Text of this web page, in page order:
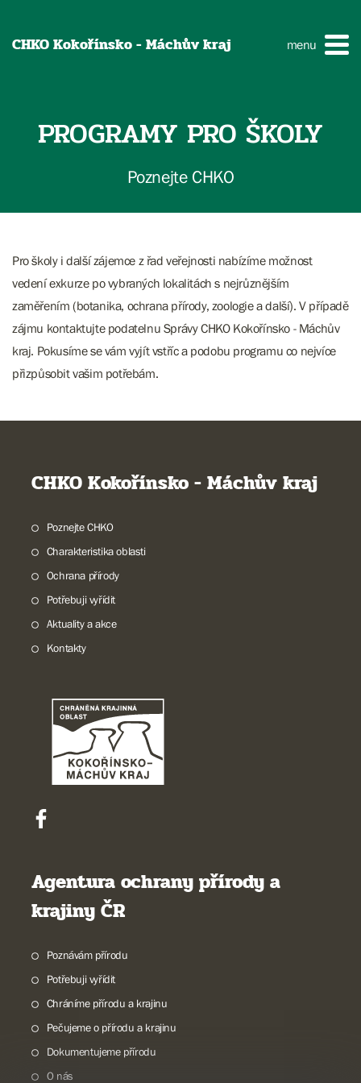
CHKO Kokořínsko - Máchův kraj menu
PROGRAMY PRO ŠKOLY
Poznejte CHKO
Pro školy i další zájemce z řad veřejnosti nabízíme možnost
vedení exkurze po vybraných lokalitách s nejrůznějším
zaměřením (botanika, ochrana přírody, zoologie a další). V případě
zájmu kontaktujte podatelnu Správy CHKO Kokořínsko - Máchův
kraj. Pokusíme se vám vyjít vstříc a podobu programu co nejvíce
přizpůsobit vašim potřebám.
CHKO Kokořínsko - Máchův kraj
Poznejte CHKO
Charakteristika oblasti
Ochrana přírody
Potřebuji vyřídit
Aktuality a akce
Kontakty
Agentura ochrany přírody a
krajiny ČR
Poznávám přírodu
Potřebuji vyřídit
Chráníme přírodu a krajinu
Pečujeme o přírodu a krajinu
Dokumentujeme přírodu
O nás